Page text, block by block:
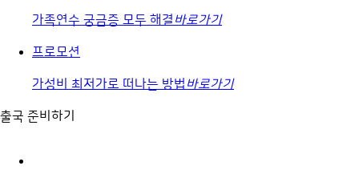
가족연수 궁금증 모두 해결 바로가기
프로모션
가성비 최저가로 떠나는 방법 바로가기
출국 준비하기